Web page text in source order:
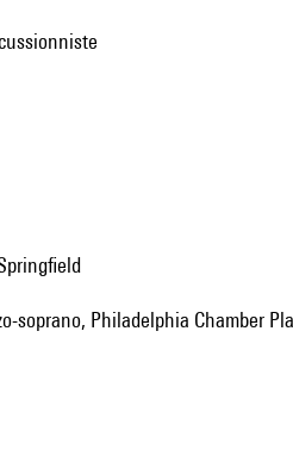
soprano, Philadelphia Chamber